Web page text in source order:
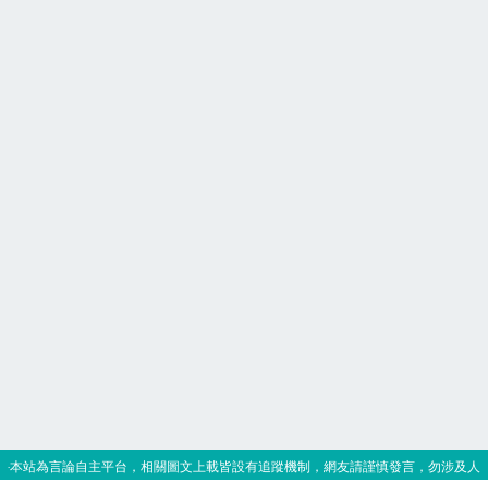
‧本站為言論自主平台，相關圖文上載皆設有追蹤機制，網友請謹慎發言，勿涉及人